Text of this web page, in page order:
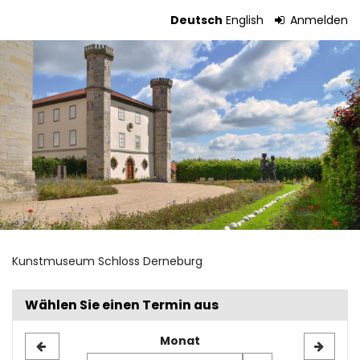
Inhalt
springen
Deutsch English Anmelden
Tickets
Kunstmuseum Schloss Derneburg
Wählen Sie einen Termin aus
Monat